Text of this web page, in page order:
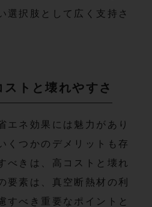
選択肢として広く支持さ
トと壊れやすさ
エネ効果には魅力があり
くつかのデメリットも存
べきは、高コストと壊れ
要素は、真空断熱材の利
すべき重要なポイントと